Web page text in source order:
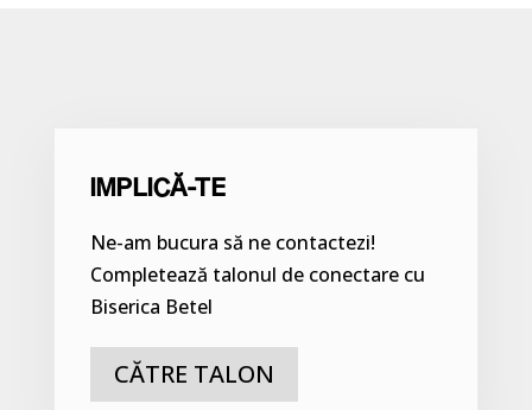
IMPLICĂ-TE
Ne-am bucura să ne contactezi!
Completează talonul de conectare cu
Biserica Betel
CĂTRE TALON